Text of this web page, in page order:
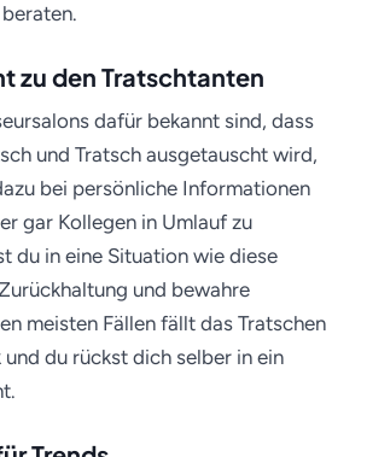
zu den Tratschtanten
dafür bekannt sind, dass
und Tratsch ausgetauscht wird,
bei persönliche Informationen
gar Kollegen in Umlauf zu
du in eine Situation wie diese
und bewahre
meisten Fällen fällt das Tratschen
du rückst dich selber in ein